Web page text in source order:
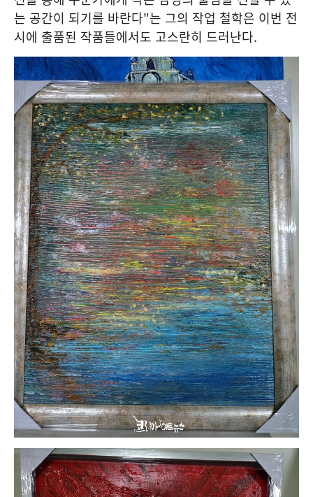
는 공간이 되기를 바란다"는 그의 작업 철학은 이번 전
시에 출품된 작품들에서도 고스란히 드러난다.